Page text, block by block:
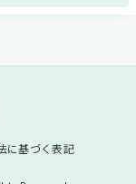
に基づく表記